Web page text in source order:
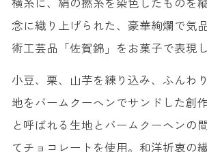
念に織り上げられた、豪華絢爛で気
術工芸品「佐賀錦」をお菓子で表現
小豆、栗、山芋を練り込み、ふんわ
地をバームクーヘンでサンドした創
と呼ばれる生地とバームクーヘンの
てチョコレートを使用。和洋折衷の